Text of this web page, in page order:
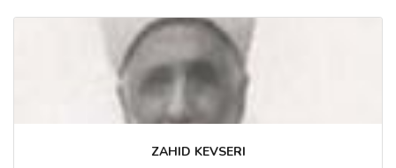
ZAHID KEVSERI